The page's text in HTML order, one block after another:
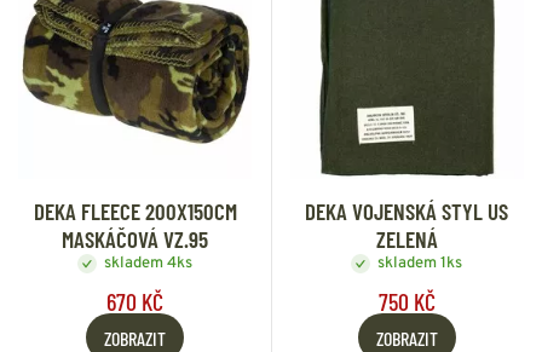
DEKA FLEECE 200X150CM
MASKÁČOVÁ VZ.95
skladem 4ks
670 KČ
ZOBRAZIT
DEKA VOJENSKÁ STYL US
ZELENÁ
skladem 1ks
750 KČ
ZOBRAZIT